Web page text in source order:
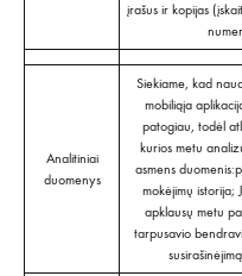
įrašus ir kopijas
Analitiniai
duomenys
Siekiame, kad
mobiliąja
patogiau, todėl
kurios metu
asmens
mokėjimų istorija;
apklausų metu
tarpusavio